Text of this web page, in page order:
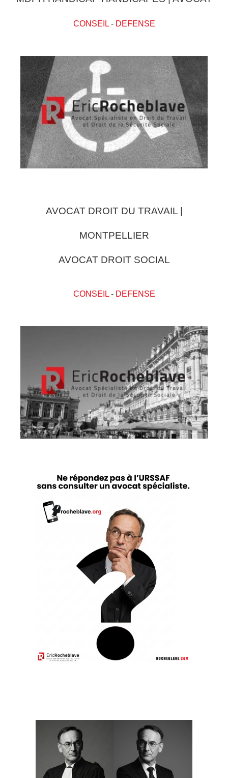
CONSEIL- DEFENSE
AVOCAT DROIT DU TRAVAIL |
MONTPELLIER
AVOCAT DROIT SOCIAL
CONSEIL- DEFENSE